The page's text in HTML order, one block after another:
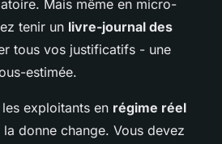
Mais même en micro-
tenir un livre-journal des
tous vos justificatifs - une
estimée.
exploitants en régime réel
la donne change. Vous devez